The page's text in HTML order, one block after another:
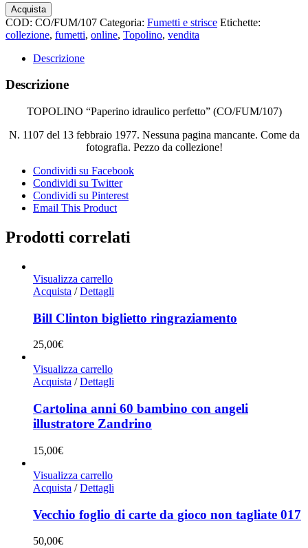
Topolino
Paperino
idraulico
quantità
Acquista
COD: CO/FUM/107 Categoria: Fumetti e strisce Etichette:
collezione, fumetti, online, Topolino, vendita
Descrizione
Descrizione
TOPOLINO “Paperino idraulico perfetto” (CO/FUM/107)
N. 1107 del 13 febbraio 1977. Nessuna pagina mancante. Come da
fotografia. Pezzo da collezione!
Condividi su Facebook
Condividi su Twitter
Condividi su Pinterest
Email This Product
Prodotti correlati
Visualizza carrello
Acquista / Dettagli
Bill Clinton biglietto ringraziamento
25,00€
Visualizza carrello
Acquista / Dettagli
Cartolina anni 60 bambino con angeli
illustratore Zandrino
15,00€
Visualizza carrello
Acquista / Dettagli
Vecchio foglio di carte da gioco non tagliate 017
50,00€